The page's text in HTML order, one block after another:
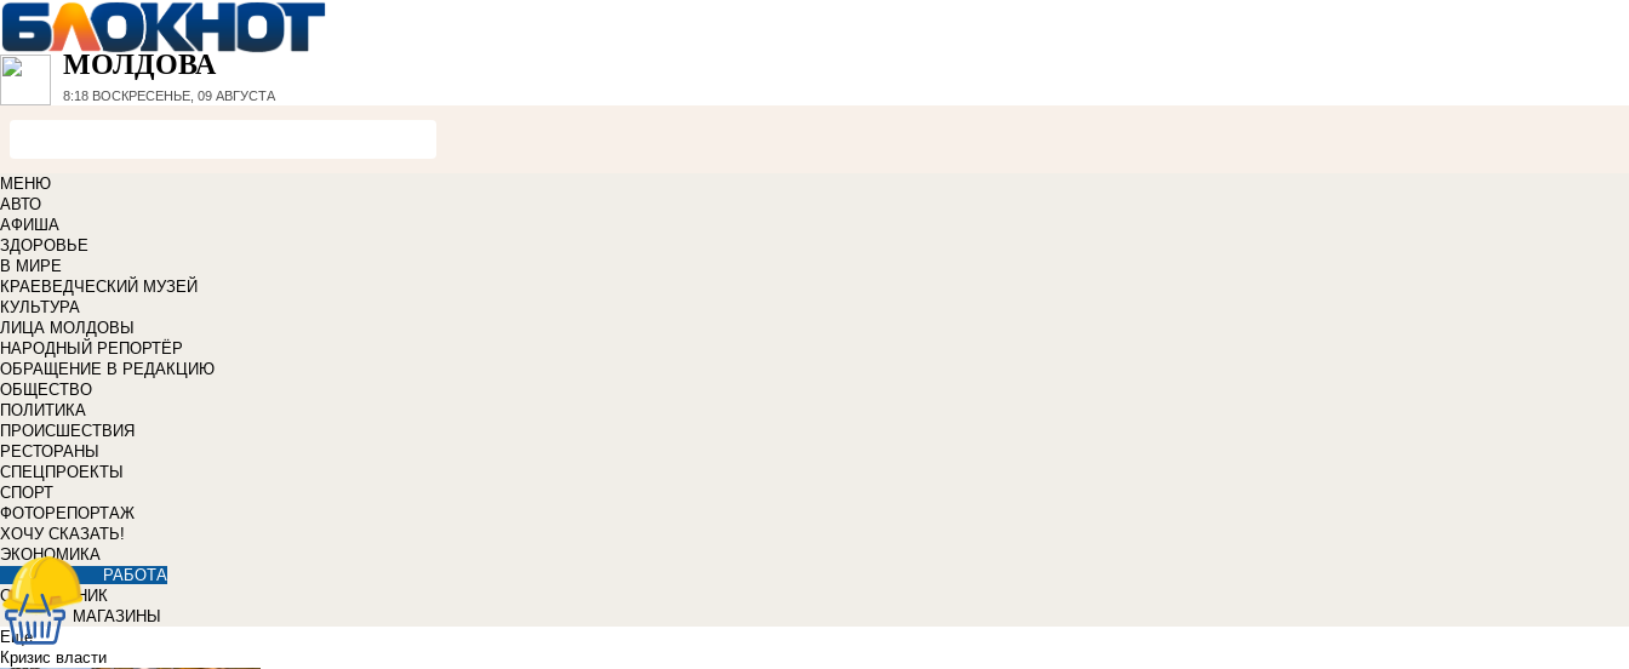
МОЛДОВА
8:18 ВОСКРЕСЕНЬЕ, 09 АВГУСТА
МЕНЮ
АВТО
АФИША
ЗДОРОВЬЕ
В МИРЕ
КРАЕВЕДЧЕСКИЙ МУЗЕЙ
КУЛЬТУРА
ЛИЦА МОЛДОВЫ
НАРОДНЫЙ РЕПОРТЁР
ОБРАЩЕНИЕ В РЕДАКЦИЮ
ОБЩЕСТВО
ПОЛИТИКА
ПРОИСШЕСТВИЯ
РЕСТОРАНЫ
СПЕЦПРОЕКТЫ
СПОРТ
ФОТОРЕПОРТАЖ
ХОЧУ СКАЗАТЬ!
ЭКОНОМИКА
РАБОТА
СПРАВОЧНИК
МАГАЗИНЫ
Еще
Кризис власти